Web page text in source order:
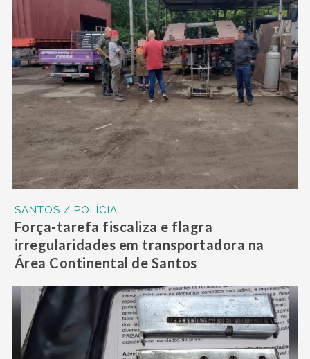
SANTOS / POLÍCIA
Força-tarefa fiscaliza e flagra
irregularidades em transportadora na
Área Continental de Santos